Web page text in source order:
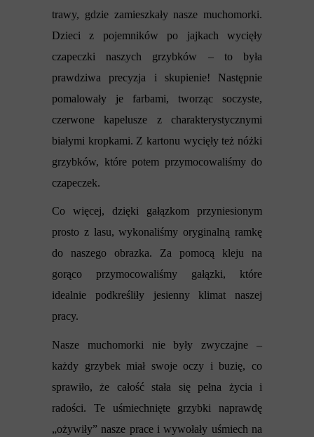
trawy, gdzie zamieszkały nasze muchomorki.
Dzieci z pojemników po jajkach wycięły
czapeczki naszych grzybków – to była
prawdziwa precyzja i skupienie! Następnie
pomalowały je farbami, tworząc soczyste,
czerwone kapelusze z charakterystycznymi
białymi kropkami. Z kartonu wycięły też nóżki
grzybków, które potem przymocowaliśmy do
czapeczek.
Co więcej, dzięki gałązkom przyniesionym
prosto z lasu, wykonaliśmy oryginalną ramkę
do naszego obrazka. Za pomocą kleju na
gorąco przymocowaliśmy gałązki, które
idealnie podkreśliły jesienny klimat naszej
pracy.
Nasze muchomorki nie były zwyczajne –
każdy grzybek miał swoje oczy i buzię, co
sprawiło, że całość stała się pełna życia i
radości. Te uśmiechnięte grzybki naprawdę
„ożywiły” nasze prace i wywołały uśmiech na